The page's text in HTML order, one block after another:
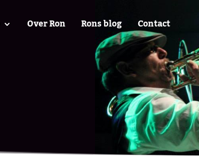
Over Ron Rons blog Contact